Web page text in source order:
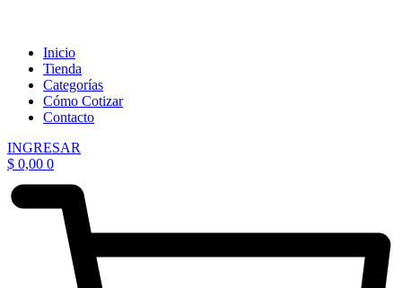
Inicio
Tienda
Categorías
Cómo Cotizar
Contacto
INGRESAR
$ 0,00 0